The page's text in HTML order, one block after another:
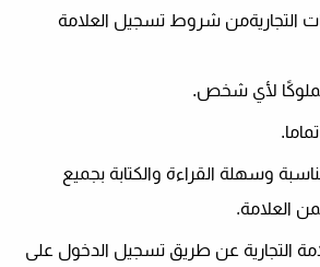
التجاريةمن شروط تسجيل العلامة
لأي شخص.
وسهلة القراءة والكتابة بجميع
العلامة.
التجارية عن طريق تسجيل الدخول على